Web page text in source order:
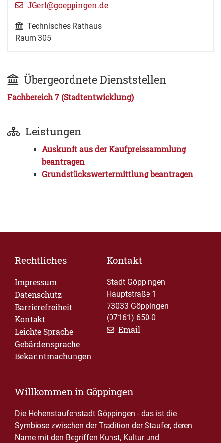
JGerl@goeppingen.de
Technisches Rathaus
Raum 305
Übergeordnete Dienststellen
Fachbereich 7 (Stadtentwicklung)
Leistungen
Auskunft aus der Kaufpreissammlung
beantragen
Grundstückswertermittlung beantragen
Rechtliches
Impressum
Datenschutz
Barrierefreiheit
Kontakt
Leichte Sprache
Gebärdensprache
Bekanntmachungen
Kontakt
Stadt Göppingen
Hauptstraße 1
73033 Göppingen
(07161) 650-0
Email
Willkommen in Göppingen
Die Hohenstaufenstadt Göppingen - das ist die
Symbiose zwischen der Tradition der Staufer, deren
Name mit den Begriffen Kunst, Kultur und